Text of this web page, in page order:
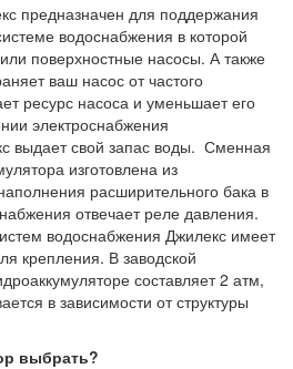
предназначен для поддержания
водоснабжения в которой
поверхностные насосы. А также
ваш насос от частого
ресурс насоса и уменьшает его
электроснабжения
выдает свой запас воды. Сменная
изготовлена из
расширительного бака в
отвечает реле давления.
водоснабжения Джилекс имеет
крепления. В заводской
составляет 2 атм,
в зависимости от структуры
выбрать?